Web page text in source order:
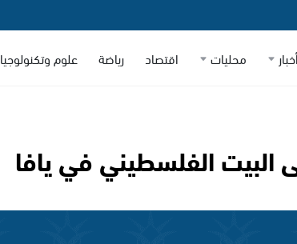
محليات اقتصاد رياضة علوم وتكنولوجيا
البيت الفلسطيني في يافا